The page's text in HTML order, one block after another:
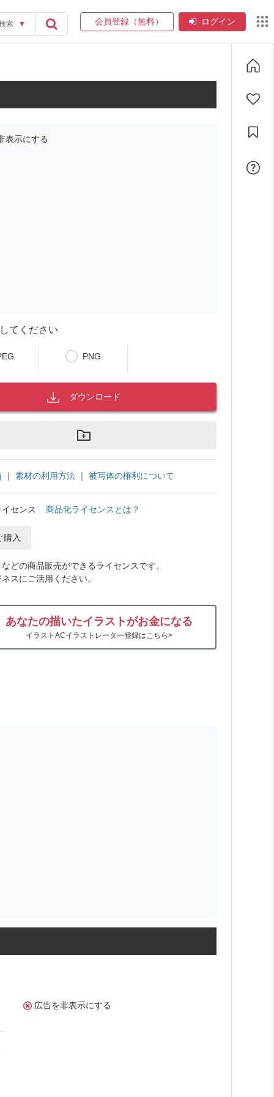
索 ▼ 会員登録（無料） ログイン
表示にする
てください
PNG
ダウンロード
｜ 素材の利用方法 ｜ 被写体の権利について
センス 商品化ライセンスとは？
購入
どの商品販売ができるライセンスです。
スにご活用ください。
あなたの描いたイラストがお金になる
イラストACイラストレーター登録はこちら>
広告を非表示にする